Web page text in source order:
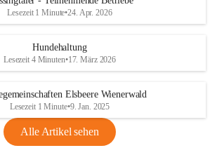
Lesezeit 1 Minute•24. Apr. 2026
Hundehaltung
Lesezeit 4 Minuten•17. März 2026
Elsbeere Wienerwald
Lesezeit 1 Minute•9. Jan. 2025
Alle Artikel sehen